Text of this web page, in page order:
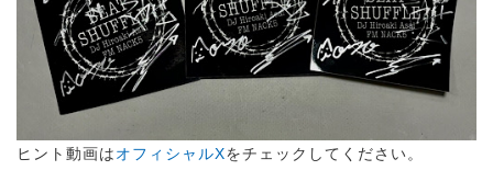
ヒント動画はオフィシャルXをチェックしてください。